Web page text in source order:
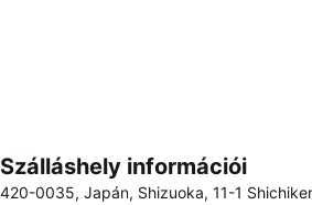
Nagy méretű térkép
Szálláshely információi
420-0035, Japán, Shizuoka, 11-1